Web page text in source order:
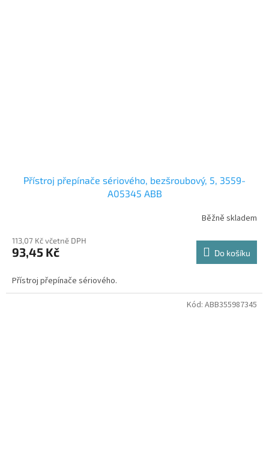
Přístroj přepínače sériového, bezšroubový, 5, 3559-
A05345 ABB
Běžně skladem
113,07 Kč včetně DPH
93,45 Kč Do košíku
Přístroj přepínače sériového.
Kód: ABB355987345